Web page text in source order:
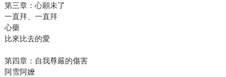
第三章：心願未了
一直拜、一直拜
心藥
比來比去的愛
第四章：自我尊嚴的傷害
阿雪阿嬤